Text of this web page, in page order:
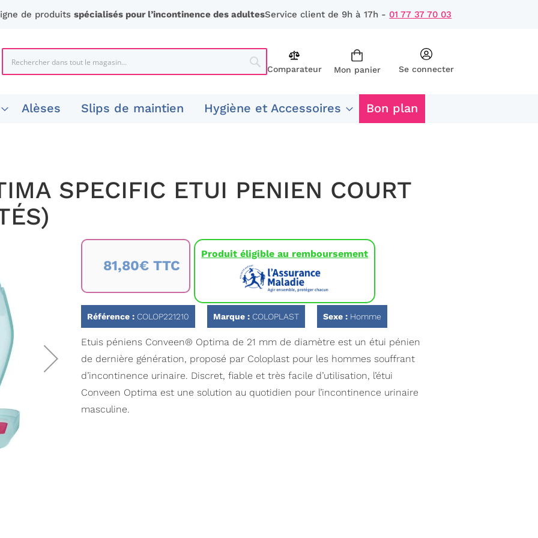
de produitsspécialisés pour l’incontinence des adultesService client de 9h à 17h - 01 77 37 70 03
Chercher
Comparateur Mon panier Se connecter
Alèses Slips de maintien Hygiène et Accessoires Bon plan
SPECIFIC ETUI PENIEN COURT
Produit éligible au remboursement
81,80€ TTC
Référence :COLOP221210 Marque :COLOPLAST Sexe :Homme
Etuis péniens Conveen® Optima de 21 mm de diamètre est un étui pénien
de dernière génération, proposé par Coloplast pour les hommes souffrant
d’incontinence urinaire. Discret, fiable et très facile d’utilisation, l’étui
Conveen Optima est une solution au quotidien pour l’incontinence urinaire
masculine.